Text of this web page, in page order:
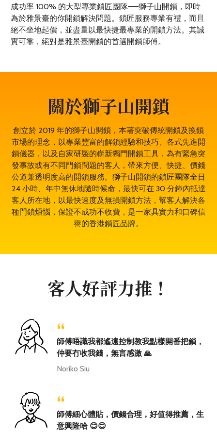
成功率 100% 的大型專業鎖匠團隊——獅子山開鎖，即時
為於雅景臺的你開鎖解決問題。鎖匠服務專業有禮，而且
絕不坐地起價，並盡量以最快捷最專業的開鎖方法。其誠
實可靠，絕對是雅景臺開鎖的首選開鎖師傅。
關於獅子山開鎖
創立於 2019 年的獅子山開鎖，本著突破傳統開鎖及換鎖
市場的理念，以專業豐富的解鎖經驗和技巧、各式先進開
鎖儀器，以及自家研製的嶄新獨門開鎖工具，為有緊急突
發事故或有不同門鎖問題的客人，帶來方便、快捷、價錢
公道兼透明度高的開鎖服務。獅子山開鎖的鎖匠團隊全日
24 小時、年中無休地隨時候命，最快可在 30 分鐘內抵達
客人所在地，以最快速度及無損開鎖方法，幫客人解決各
種門鎖煩惱，保證不成功不收費，是一家具實力和口碑信
譽的香港鎖匠品牌。
客人好評力推！
“
師傅唔識我都遙遠控制教我點樣開番把鎖，
仲要冇收我錢，無言感激 🙏
Noriko Siu
“
師傅細心體貼，價錢合理，好值得推薦，生
意興隆哈 😊😊